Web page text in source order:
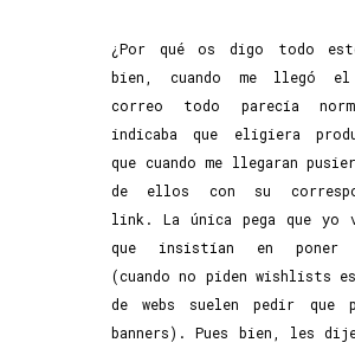
¿Por qué os digo todo
bien, cuando me llegó el
correo todo parecía
indicaba que eligiera
que cuando me llegaran
de ellos con su
link. La única pega que yo
que insistían en poner
(cuando no piden wishlists
de webs suelen pedir que
banners). Pues bien, les